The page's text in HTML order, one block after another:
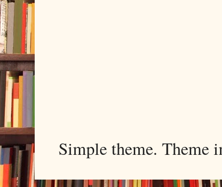
Simple theme. Theme